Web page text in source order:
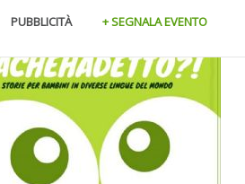
PUBBLICITÀ + SEGNALA EVENTO